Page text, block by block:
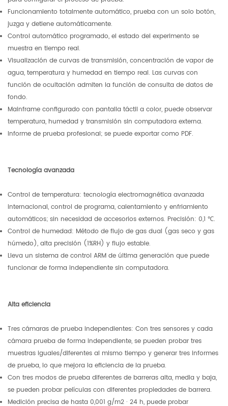
Funcionamiento totalmente automático, prueba con un solo botón,
juzga y detiene automáticamente.
Control automático programado, el estado del experimento se
muestra en tiempo real.
Visualización de curvas de transmisión, concentración de vapor de
agua, temperatura y humedad en tiempo real. Las curvas con
función de ocultación admiten la función de consulta de datos de
fondo.
Mainframe configurado con pantalla táctil a color, puede observar
temperatura, humedad y transmisión sin computadora externa.
Informe de prueba profesional; se puede exportar como PDF.
Tecnología avanzada
Control de temperatura: tecnología electromagnética avanzada
internacional, control de programa, calentamiento y enfriamiento
automáticos; sin necesidad de accesorios externos. Precisión: 0,1 ℃.
Control de humedad: Método de flujo de gas dual (gas seco y gas
húmedo), alta precisión (1%RH) y flujo estable.
Lleva un sistema de control ARM de última generación que puede
funcionar de forma independiente sin computadora.
Alta eficiencia
Tres cámaras de prueba independientes: Con tres sensores y cada
cámara prueba de forma independiente, se pueden probar tres
muestras iguales/diferentes al mismo tiempo y generar tres informes
de prueba, lo que mejora la eficiencia de la prueba.
Con tres modos de prueba diferentes de barreras alta, media y baja,
se pueden probar películas con diferentes propiedades de barrera.
Medición precisa de hasta 0,001 g/m2 · 24 h, puede probar